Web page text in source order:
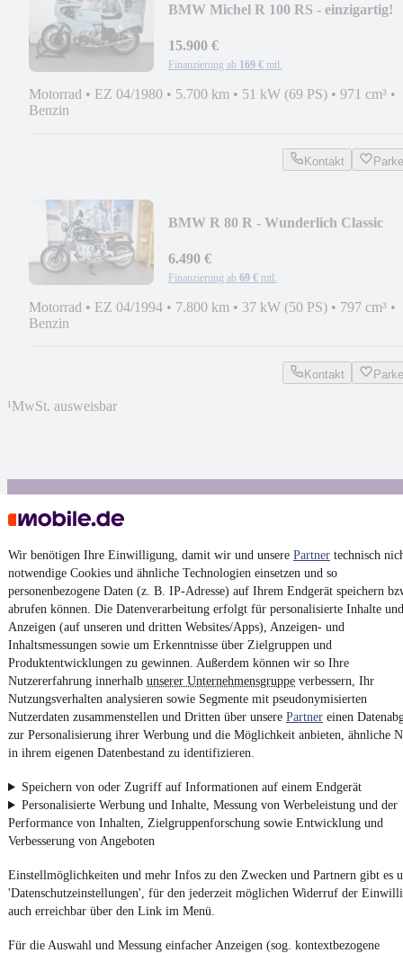
Wir benötigen Ihre Einwilligung, damit wir und unsere Partner technisch
notwendige Cookies und ähnliche Technologien einsetzen und so
personenbezogene Daten (z. B. IP-Adresse) auf Ihrem Endgerät speichern
abrufen können. Die Datenverarbeitung erfolgt für personalisierte Inhalte und
Anzeigen (auf unseren und dritten Websites/Apps), Anzeigen- und
Inhaltsmessungen sowie um Erkenntnisse über Zielgruppen und
Produktentwicklungen zu gewinnen. Außerdem können wir so Ihre
Nutzererfahrung innerhalb unserer Unternehmensgruppe verbessern, Ihr
Nutzungsverhalten analysieren sowie Segmente mit pseudonymisierten
Nutzerdaten zusammenstellen und Dritten über unsere Partner einen
zur Personalisierung ihrer Werbung und die Möglichkeit anbieten, ähnliche
in ihrem eigenen Datenbestand zu identifizieren.
Speichern von oder Zugriff auf Informationen auf einem Endgerät
Personalisierte Werbung und Inhalte, Messung von Werbeleistung und der
Performance von Inhalten, Zielgruppenforschung sowie Entwicklung und
Verbesserung von Angeboten
Einstellmöglichkeiten und mehr Infos zu den Zwecken und Partnern gibt es
'Datenschutzeinstellungen', für den jederzeit möglichen Widerruf der
auch erreichbar über den Link im Menü.
Für die Auswahl und Messung einfacher Anzeigen (sog. kontextbezogene
BMW Michel R 100 RS - einzigartig!
15.900 €
Finanzierung ab 169 € mtl.
Motorrad • EZ 04/1980 • 5.700 km • 51 kW (69 PS) • 971 cm³ •
Benzin
Kontakt
BMW R 80 R - Wunderlich Classic
6.490 €
Finanzierung ab 69 € mtl.
Motorrad • EZ 04/1994 • 7.800 km • 37 kW (50 PS) • 797 cm³ •
Benzin
Kontakt
¹MwSt. ausweisbar
4.6 Sterne
Nutze mobile.de schnell und einfach
Impressum
AGB
Vertrag widerrufen
Datenschutz
Datenschutzeinstellungen
Erklärung zur Barrierefreiheit
Report Security Vulnerability (English)
Powered by
mobile.de finden